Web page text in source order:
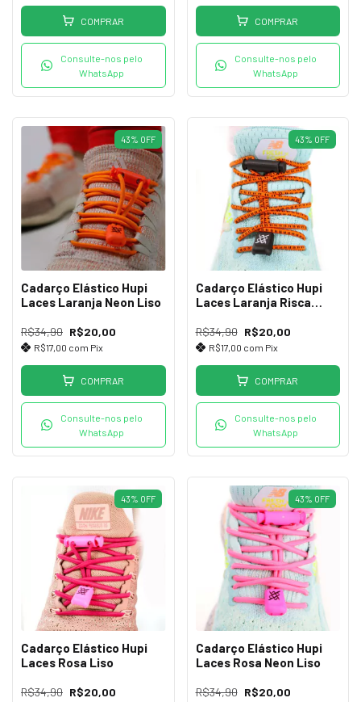
COMPRAR
Consulte-nos pelo
WhatsApp
COMPRAR
Consulte-nos pelo
WhatsApp
43% OFF
Cadarço Elástico Hupi
Laces Laranja Neon Liso
R$34,90 R$20,00
R$17,00 com Pix
COMPRAR
Consulte-nos pelo
WhatsApp
43% OFF
Cadarço Elástico Hupi
Laces Laranja Risca
R$34,90 R$20,00
R$17,00 com Pix
COMPRAR
Consulte-nos pelo
WhatsApp
43% OFF
Cadarço Elástico Hupi
Laces Rosa Liso
R$34,90 R$20,00
43% OFF
Cadarço Elástico Hupi
Laces Rosa Neon Liso
R$34,90 R$20,00